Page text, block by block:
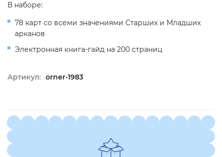
В наборе:
78 карт со всеми значениями Старших и Младших
арканов
Электронная книга-гайд на 200 страниц
Артикул: orner-1983